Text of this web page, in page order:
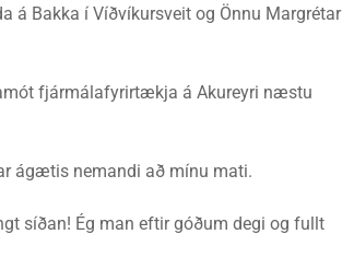
á Bakka í Víðvíkursveit og Önnu Margrétar
fjármálafyrirtækja á Akureyri næstu
ágætis nemandi að mínu mati.
síðan! Ég man eftir góðum degi og fullt